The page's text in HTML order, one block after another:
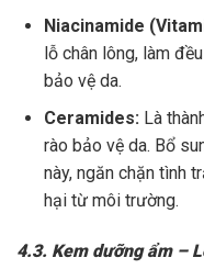
Niacinamide
lỗ chân lông, làm
bảo vệ da.
Ceramides: Là
rào bảo vệ da. Bổ
này, ngăn chặn tình
hại từ môi trường.
4.3. Kem dưỡng ẩm –